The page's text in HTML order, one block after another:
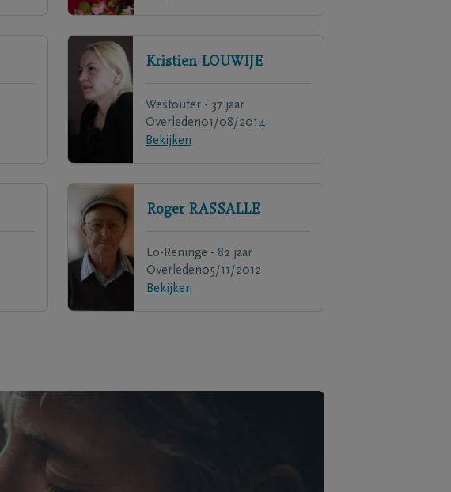
Kristien LOUWIJE
Westouter - 37 jaar
Overleden01/08/2014
Bekijken
Roger RASSALLE
Lo-Reninge - 82 jaar
Overleden05/11/2012
Bekijken